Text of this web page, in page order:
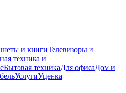
и книгиТелевизоры и
техника и
Бытовая техникаДля офисаДом и
УслугиУценка